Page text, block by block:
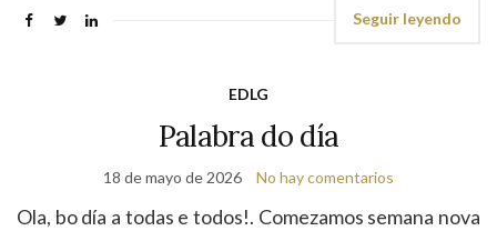
Seguir leyendo
EDLG
Palabra do día
18 de mayo de 2026 No hay comentarios
Ola, bo día a todas e todos!. Comezamos semana nova